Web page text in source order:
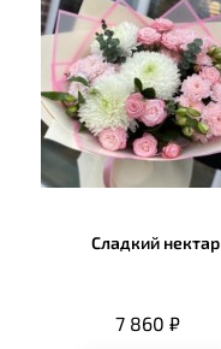
Сладкий нектар
7 860 ₽